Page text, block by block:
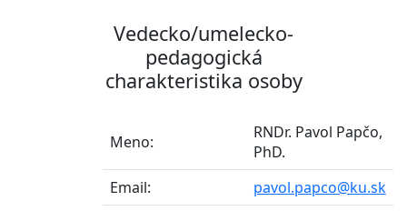
Vedecko/umelecko-
pedagogická
charakteristika osoby
Meno:
RNDr. Pavol Papčo,
PhD.
Email:
pavol.papco@ku.sk